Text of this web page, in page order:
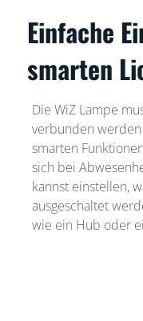
Einfache
smarten
Die WiZ Lampe
verbunden
smarten
sich bei
kannst einstellen,
ausgeschaltet
wie ein Hub oder